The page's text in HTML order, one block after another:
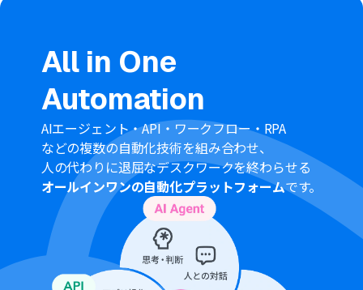
プロジェクトやデータベースを設定してください
Slackでは、通知を送信したいチャンネルや、メッセージ
■注意事項
SlackとYoomを連携してください。
OCRデータは6,500文字以上のデータや文字が小さい場合
などは読み取れない場合があるので、ご注意ください。
ダウンロード可能なファイル容量は最大300MBまでで
す。アプリの仕様によっては300MB未満になる可能性が
あるので、ご注意ください。
トリガー、各オペレーションでの取り扱い可能なファイ
ル容量の詳細は「
ファイルの容量制限について
照ください。
フォーム機能、要約機能はミニプラン以上でご利用いた
All in One
Automation
AIエージェント・API・ワークフロー・RPA
などの複数の自動化技術を組み合わせ、
人の代わりに退屈なデスクワークを終わらせる
オールインワンの自動化プラットフォームです。